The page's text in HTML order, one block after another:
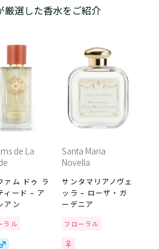
厳選した香水をご紹介
de La
ァム ドゥ ラ
ィード – ア
アン
ラル
Santa Maria
Novella
サンタマリアノヴェ
ッラ – ローザ・ガ
ーデニア
フローラル